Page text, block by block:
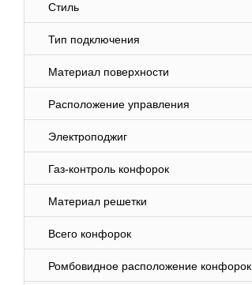
Стиль
Тип подключения
Материал поверхности
Расположение управления
Электроподжиг
Газ-контроль конфорок
Материал решетки
Всего конфорок
Ромбовидное расположение конфорок